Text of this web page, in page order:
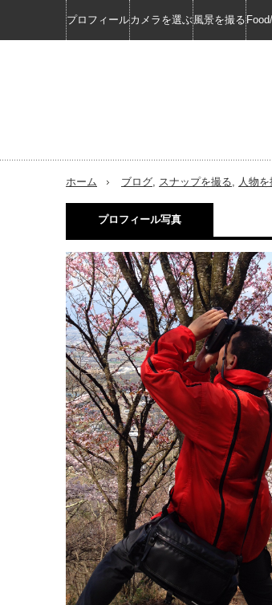
プロフィールカメラを選ぶ風景を撮る
ホーム ブログ, スナップを撮る, 人物を
プロフィール写真